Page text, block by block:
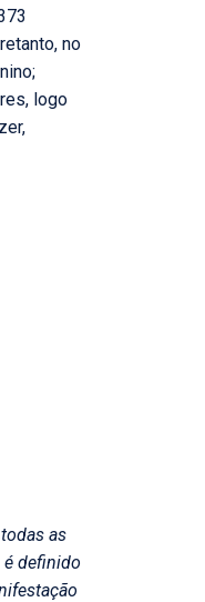
no
logo
as
definido